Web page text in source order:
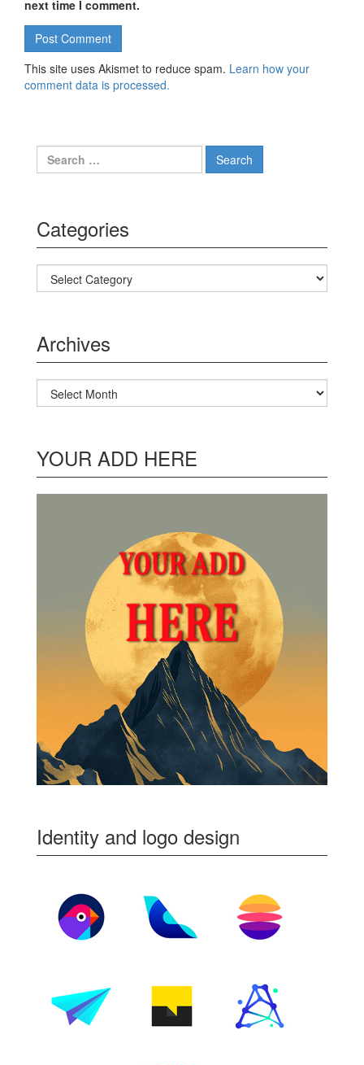
next time I comment.
This site uses Akismet to reduce spam. Learn how your
comment data is processed.
Search for:
Categories
Categories
Archives
Archives
YOUR ADD HERE
Identity and logo design